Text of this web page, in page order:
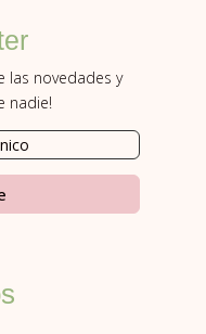
las novedades y
nadie!